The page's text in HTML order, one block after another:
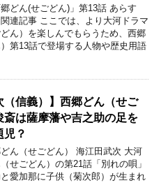
どん(せごどん)」第13話 あらす
連記事 ここでは、より大河ドラマ
ん）を楽しんでもらうため、西郷
第13話で登場する人物や歴史用語
（信義）】西郷どん（せご
斎は薩摩藩や吉之助の足を
児？
ん（せごどん） 海江田武次 大河
せごどん）の第21話「別れの唄」
愛加那に子供（菊次郎）が生まれ